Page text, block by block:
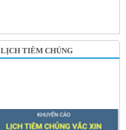
LỊCH TIÊM CHỦNG